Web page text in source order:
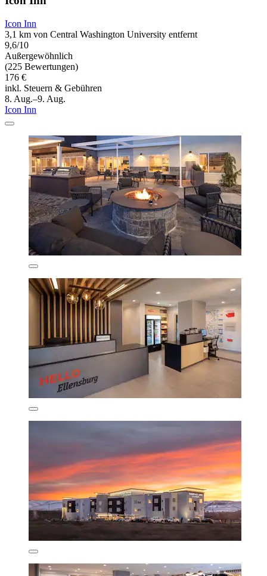
Icon Inn
3,1 km von Central Washington University entfernt
9,6/10
Außergewöhnlich
(225 Bewertungen)
176 €
inkl. Steuern & Gebühren
8. Aug.–9. Aug.
Icon Inn